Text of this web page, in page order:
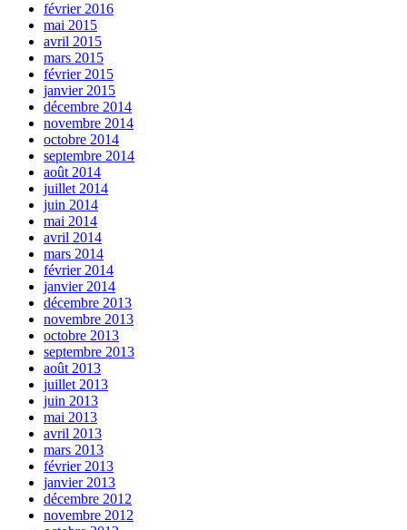
février 2016
mai 2015
avril 2015
mars 2015
février 2015
janvier 2015
décembre 2014
novembre 2014
octobre 2014
septembre 2014
août 2014
juillet 2014
juin 2014
mai 2014
avril 2014
mars 2014
février 2014
janvier 2014
décembre 2013
novembre 2013
octobre 2013
septembre 2013
août 2013
juillet 2013
juin 2013
mai 2013
avril 2013
mars 2013
février 2013
janvier 2013
décembre 2012
novembre 2012